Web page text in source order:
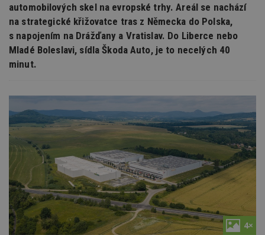
automobilových skel na evropské trhy. Areál se nachází
na strategické křižovatce tras z Německa do Polska,
s napojením na Drážďany a Vratislav. Do Liberce nebo
Mladé Boleslavi, sídla Škoda Auto, je to necelých 40
minut.
4×